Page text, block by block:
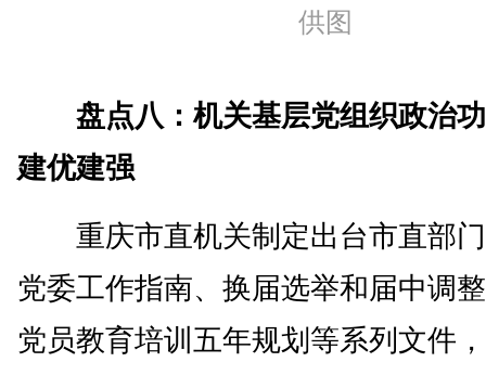
供图
盘点八：机关基层党组织政治
建优建强
重庆市直机关制定出台市直部门
党委工作指南、换届选举和届中调
党员教育培训五年规划等系列文件